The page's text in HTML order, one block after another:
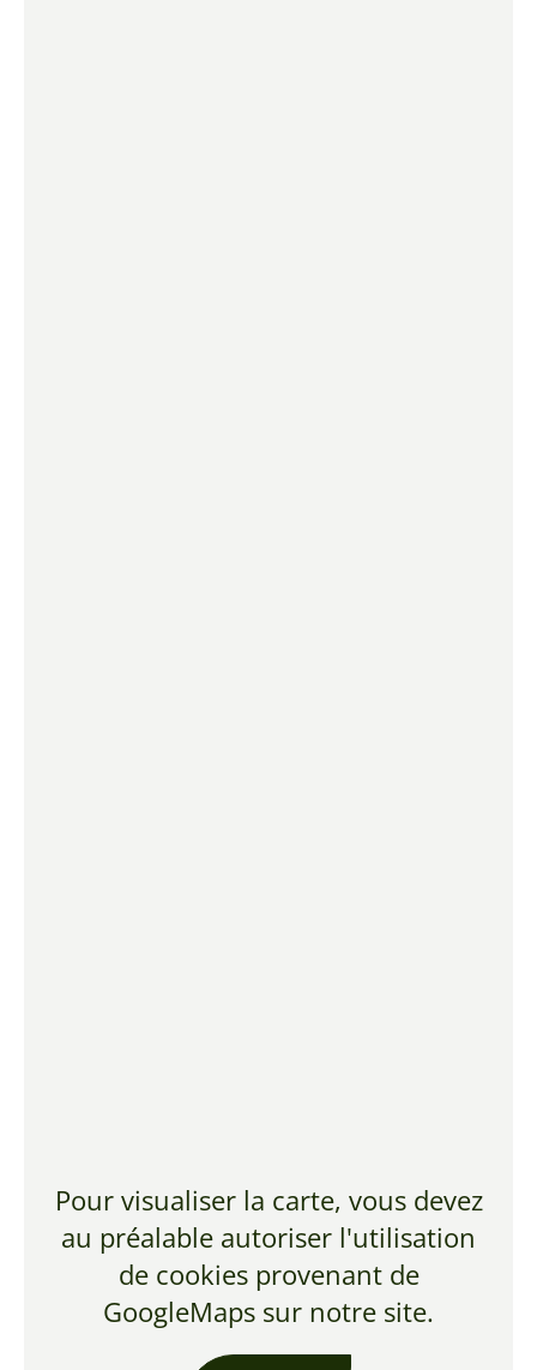
Pour visualiser la carte, vous devez
au préalable autoriser l'utilisation
de cookies provenant de
GoogleMaps sur notre site.